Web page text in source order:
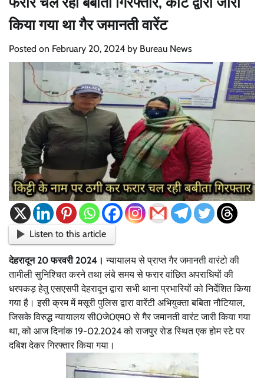
किया गया था गैर जमानती वारेंट
Posted on February 20, 2024 by Bureau News
Listen to this article
देहरादून 20 फरवरी 2024। न्यायालय से प्राप्त गैर जमानती वारंटो की
तामीली सुनिश्चित करने तथा लंबे समय से फरार वांछित अपराधियों की
धरपकड़ हेतु एसएसपी देहरादून द्वारा सभी थाना प्रभारियों को निर्देशित किया
गया है। इसी क्रम में मसूरी पुलिस द्वारा वारेंटी अभियुक्ता बबिता नौटियाल,
जिसके विरुद्ध न्यायालय सी0जे0एम0 से गैर जमानती वारंट जारी किया गया
था, को आज दिनांक 19-02.2024 को राजपुर रोड स्थित एक होम स्टे पर
दबिश देकर गिरफ्तार किया गया।